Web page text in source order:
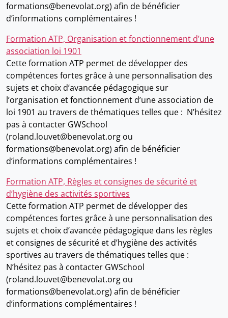
formations@benevolat.org) afin de bénéficier
d’informations complémentaires !
Formation ATP, Organisation et fonctionnement d’une
association loi 1901
Cette formation ATP permet de développer des
compétences fortes grâce à une personnalisation des
sujets et choix d’avancée pédagogique sur
l’organisation et fonctionnement d’une association de
loi 1901 au travers de thématiques telles que : N’hésitez
pas à contacter GWSchool
(roland.louvet@benevolat.org ou
formations@benevolat.org) afin de bénéficier
d’informations complémentaires !
Formation ATP, Règles et consignes de sécurité et
d’hygiène des activités sportives
Cette formation ATP permet de développer des
compétences fortes grâce à une personnalisation des
sujets et choix d’avancée pédagogique dans les règles
et consignes de sécurité et d’hygiène des activités
sportives au travers de thématiques telles que :
N’hésitez pas à contacter GWSchool
(roland.louvet@benevolat.org ou
formations@benevolat.org) afin de bénéficier
d’informations complémentaires !